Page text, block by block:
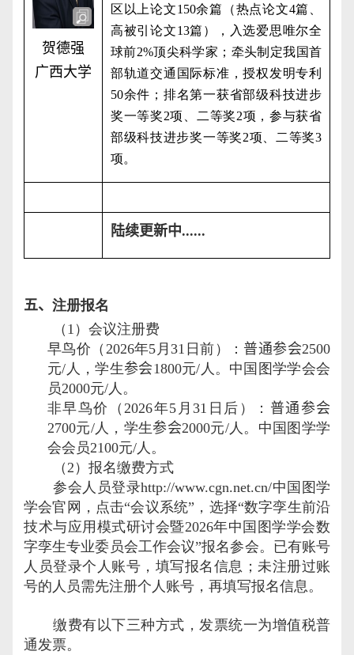
贺德强
广西大学
区以上论文150余篇（热点论文4篇、
高被引论文13篇），入选爱思唯尔全
球前2%顶尖科学家；牵头制定我国首
部轨道交通国际标准，授权发明专利
50余件；排名第一获省部级科技进步
奖一等奖2项、二等奖2项，参与获省
部级科技进步奖一等奖2项、二等奖3
项。
陆续更新中......
五、 注册报名
（ 1 ）会议注册费
早鸟价（ 2026年5 月31 日前）： 普通参会2500
元/ 人，学生参会1800元/ 人。中国图学学会会
员2000元/ 人。
非早鸟价（ 2026年5 月31 日后）： 普通参会
2700元/人，学生参会2000元/人。中国图学学
会会员2100元/ 人。
（ 2 ）报名缴费方式
参会人员登录http://www.cgn.net.cn/中国图学
学会官网，点击“会议系统” ，选择“数字孪生前沿
技术与应用模式研讨会暨2026年中国图学学会数
字孪生专业委员会工作会议”报名参会。已有账号
人员登录个人账号，填写报名信息；未注册过账
号的人员需先注册个人账号，再填写报名信息。
缴费有以下三种方式，发票统一为增值税普
通发票。